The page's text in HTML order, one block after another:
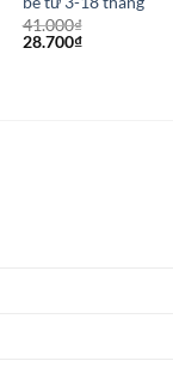
41.000₫
28.700₫